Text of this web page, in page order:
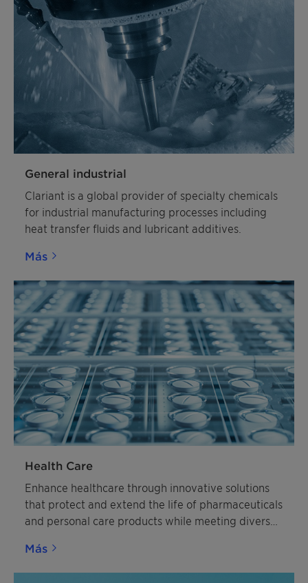
General industrial
Clariant is a global provider of specialty chemicals
for industrial manufacturing processes including
heat transfer fluids and lubricant additives.
Más
Health Care
Enhance healthcare through innovative solutions
that protect and extend the life of pharmaceuticals
and personal care products while meeting diverse
Más